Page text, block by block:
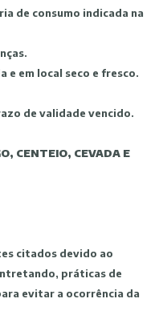
de consumo indicada na
e em local seco e fresco.
de validade vencido.
CENTEIO, CEVADA E
citados devido ao
práticas de
evitar a ocorrência da